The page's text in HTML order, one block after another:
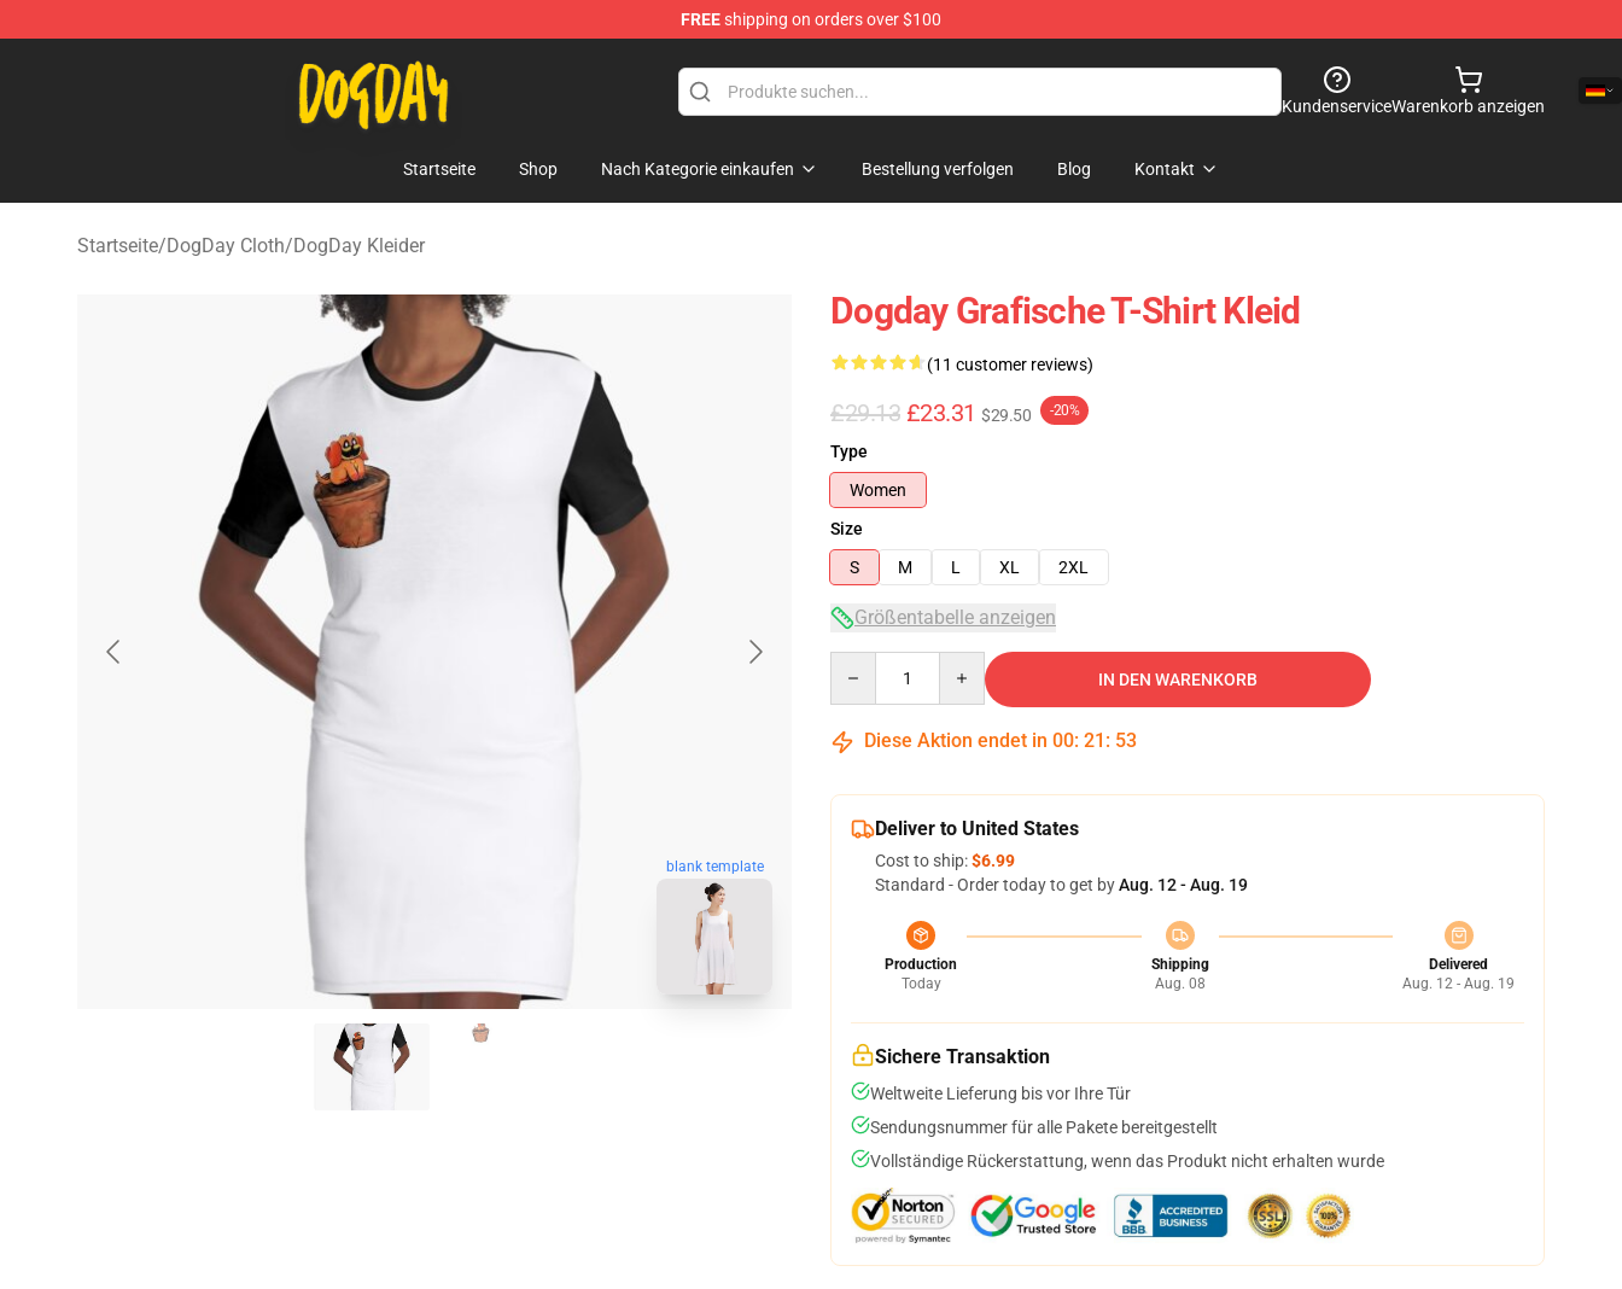
FREEshipping on orders over $100
DogDay Store - Official DogDay Merchandise Shop
KundenserviceWarenkorb anzeigen
Startseite Shop Nach Kategorie einkaufen Bestellung verfolgen Blog Kontakt
Startseite/DogDay Cloth/DogDay Kleider
blank template
Dogday Grafische T-Shirt Kleid
(11 customer reviews)
£29.13 £23.31 $29.50 -20%
Type
Women
Size
S
M L XL 2XL
Größentabelle anzeigen
IN DEN WARENKORB
Diese Aktion endet in 00: 21 : 52
Deliver to United States
Cost to ship:$6.99
Standard - Order today to get byAug. 12 - Aug. 19
Production
Today
Shipping
Aug. 08
Delivered
Aug. 12 - Aug. 19
Sichere Transaktion
Weltweite Lieferung bis vor Ihre Tür
Sendungsnummer für alle Pakete bereitgestellt
Vollständige Rückerstattung, wenn das Produkt nicht erhalten wurde